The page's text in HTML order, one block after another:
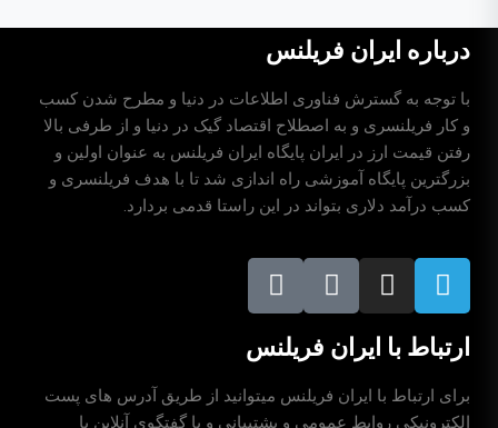
درباره ایران فریلنس
با توجه به گسترش فناوری اطلاعات در دنیا و مطرح شدن کسب
و کار فریلنسری و به اصطلاح اقتصاد گیک در دنیا و از طرفی بالا
رفتن قیمت ارز در ایران پایگاه ایران فریلنس به عنوان اولین و
بزرگترین پایگاه آموزشی راه اندازی شد تا با هدف فریلنسری و
کسب درآمد دلاری بتواند در این راستا قدمی بردارد.
ارتباط با ایران فریلنس
برای ارتباط با ایران فریلنس میتوانید از طریق آدرس های پست
الکترونیکی روابط عمومی و پشتیبانی و یا گفتگوی آنلاین با